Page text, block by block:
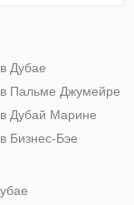
Дубае
Пальме Джумейре
Дубай Марине
Бизнес-Бэе